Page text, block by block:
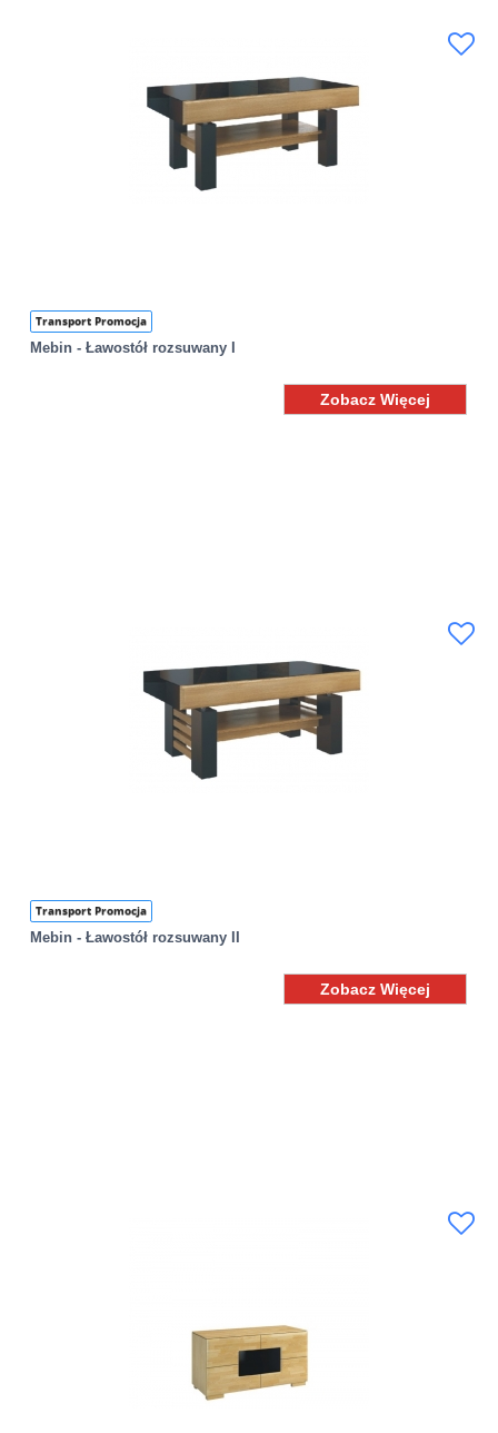
Transport Promocja
Mebin - Ławostół rozsuwany I
Zobacz Więcej
Transport Promocja
Mebin - Ławostół rozsuwany II
Zobacz Więcej